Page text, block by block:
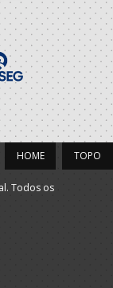
TOPO
HOME
Todos os